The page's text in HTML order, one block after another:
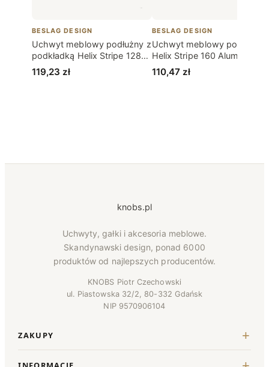
BESLAG DESIGN
Uchwyt meblowy podłużny z
podkładką Helix Stripe 128
Aluminiowy Czarny
119,23zł
BESLAG DESIGN
Uchwyt meblowy podłużny
Helix Stripe 160 Aluminiowy
Ciemny Brąz
110,47zł
knobs.pl
Uchwyty, gałki i akcesoria meblowe.
Skandynawski design, ponad 6000
produktów od najlepszych producentów.
KNOBS Piotr Czechowski
ul. Piastowska 32/2, 80-332 Gdańsk
NIP 9570906104
ZAKUPY